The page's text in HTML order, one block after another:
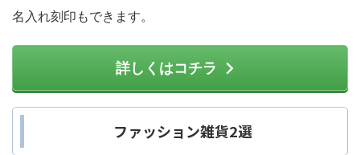
名入れ刻印もできます。
詳しくはコチラ
ファッション雑貨2選